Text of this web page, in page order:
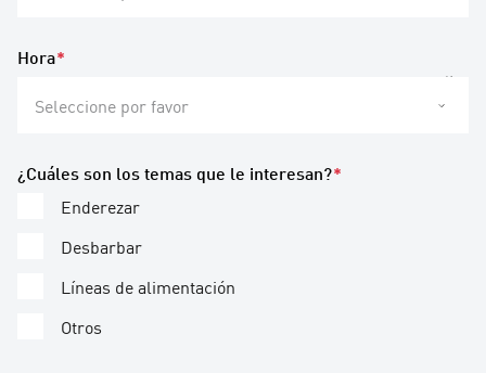
Hora*
Seleccione por favor
¿Cuáles son los temas que le interesan?*
Enderezar
Desbarbar
Líneas de alimentación
Otros